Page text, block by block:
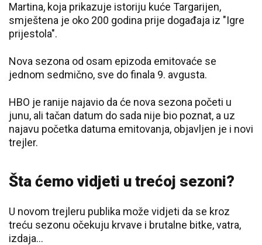
Martina, koja prikazuje istoriju kuće Targarijen,
smještena je oko 200 godina prije događaja iz "Igre
prijestola".
Nova sezona od osam epizoda emitovaće se
jednom sedmično, sve do finala 9. avgusta.
HBO je ranije najavio da će nova sezona početi u
junu, ali tačan datum do sada nije bio poznat, a uz
najavu početka datuma emitovanja, objavljen je i novi
trejler.
Šta ćemo vidjeti u trećoj sezoni?
U novom trejleru publika može vidjeti da se kroz
treću sezonu očekuju krvave i brutalne bitke, vatra,
izdaja…